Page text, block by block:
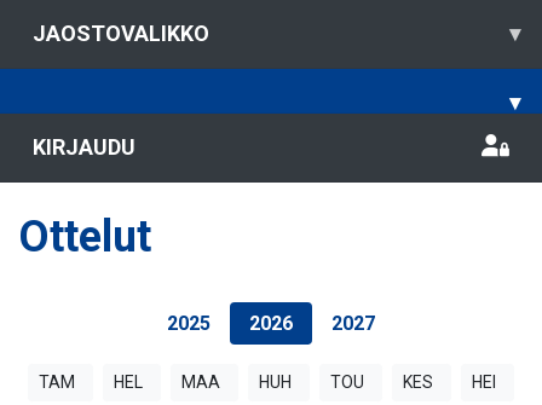
JAOSTOVALIKKO ▾
▾
KIRJAUDU
Ottelut
2025 2026 2027
TAM HEL MAA HUH TOU KES HEI